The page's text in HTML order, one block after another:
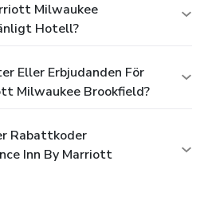
Milwaukee
Hotell?
Eller Erbjudanden För
Milwaukee Brookfield?
Rabattkoder
Inn By Marriott